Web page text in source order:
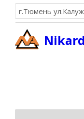
г.Тюмень
8 (3452) 99-66-19
Вызов